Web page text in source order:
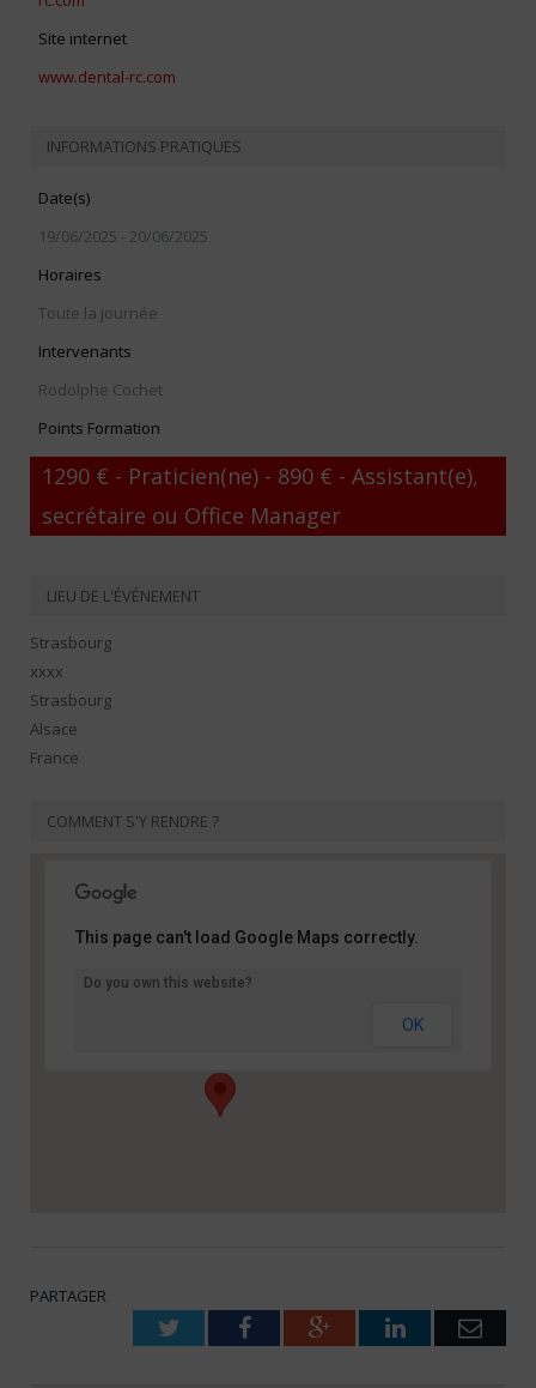
Site internet
www.dental-rc.com
INFORMATIONS PRATIQUES
Date(s)
19/06/2025 - 20/06/2025
Horaires
Toute la journée
Intervenants
Rodolphe Cochet
Points Formation
1290 € - Praticien(ne) - 890 € - Assistant(e),
secrétaire ou Office Manager
LIEU DE L'ÉVÉNEMENT
Strasbourg
xxxx
Strasbourg
Alsace
France
COMMENT S'Y RENDRE ?
This page can't load Google Maps correctly.
Do you own this website?
OK
PARTAGER
TwitterFacebookGoogle+LinkedIn